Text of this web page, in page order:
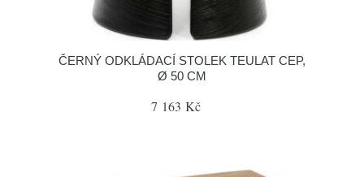
ČERNÝ ODKLÁDACÍ STOLEK TEULAT CEP,
Ø 50 CM
7 163 Kč